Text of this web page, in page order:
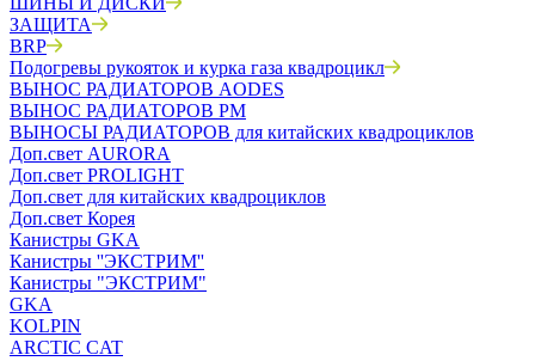
ЗАЩИТА
BRP
Подогревы рукояток и курка газа квадроцикл
ВЫНОС РАДИАТОРОВ AODES
ВЫНОС РАДИАТОРОВ РМ
ВЫНОСЫ РАДИАТОРОВ для китайских квадроциклов
Доп.свет AURORA
Доп.свет PROLIGHT
Доп.свет для китайских квадроциклов
Доп.свет Корея
Канистры GKA
Канистры ''ЭКСТРИМ''
Канистры "ЭКСТРИМ"
GKA
KOLPIN
ARCTIC CAT